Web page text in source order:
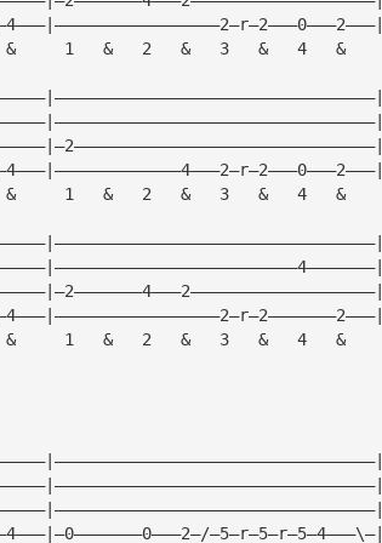
1   &   2   &   3   &   4   &
1   &   2   &   3   &   4   &
1   &   2   &   3   &   4   &
—5—r—5—r—5—4———\—|